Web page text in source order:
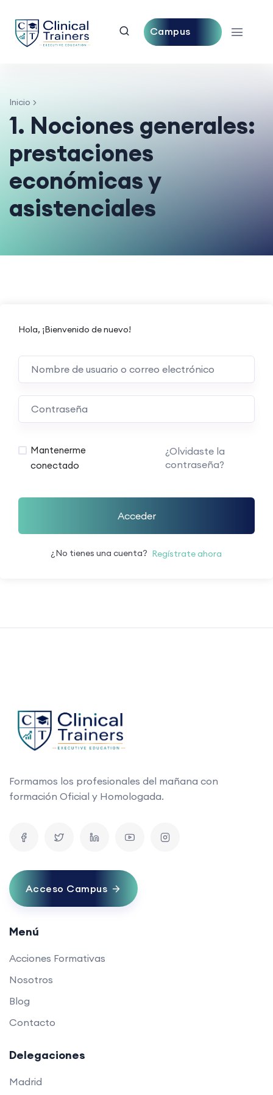
Campus
Inicio
1. Nociones generales:
prestaciones
económicas y
asistenciales
Hola, ¡Bienvenido de nuevo!
Mantenerme
conectado
¿Olvidaste la
contraseña?
Acceder
¿No tienes una cuenta? Regístrate ahora
Formamos los profesionales del mañana con
formación Oficial y Homologada.
Acceso Campus
Menú
Acciones Formativas
Nosotros
Blog
Contacto
Delegaciones
Madrid